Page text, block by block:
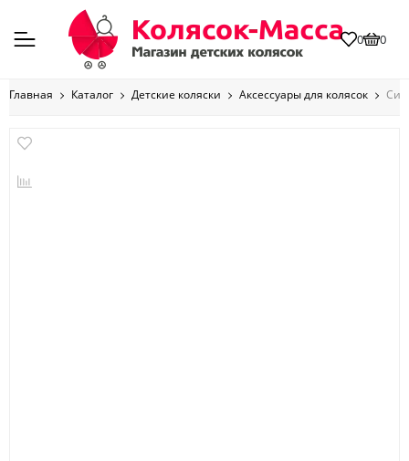
0 0
Главная Каталог Детские коляски Аксессуары для колясок